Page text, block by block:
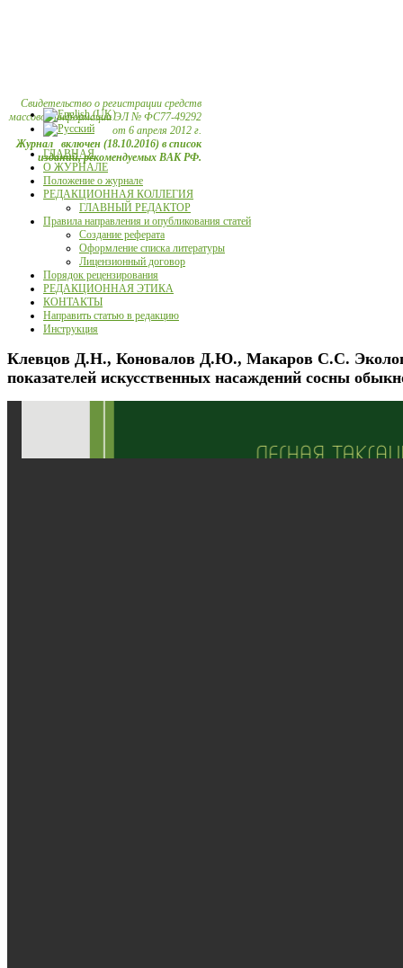
Свидетельство о регистрации средств
массовой информации ЭЛ № ФС77-49292
от 6 апреля 2012 г.
Журнал включен (18.10.2016) в список
изданий, рекомендуемых ВАК РФ.
ГЛАВНАЯ
О ЖУРНАЛЕ
Положение о журнале
РЕДАКЦИОННАЯ КОЛЛЕГИЯ
ГЛАВНЫЙ РЕДАКТОР
Правила направления и опубликования статей
Создание реферата
Оформление списка литературы
Лицензионный договор
Порядок рецензирования
РЕДАКЦИОННАЯ ЭТИКА
КОНТАКТЫ
Направить статью в редакцию
Инструкция
Клевцов Д.Н., Коновалов Д.Ю., Макаров С.С.
показателей искусственных насаждений сосны